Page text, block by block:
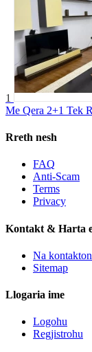
1
Me Qera 2+1 Tek
Rreth nesh
FAQ
Anti-Scam
Terms
Privacy
Kontakt & Harta
Na
Sitemap
Llogaria ime
Logohu
Regjistrohu